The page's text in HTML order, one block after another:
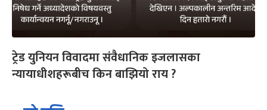
ट्रेड युनियन विवादमा संवैधानिक इजलासका
न्यायाधीशहरूबीच किन बाझियो राय ?